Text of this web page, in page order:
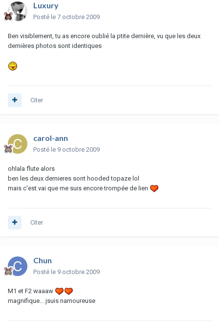
Luxury
Posté le 7 octobre 2009
Ben visiblement, tu as encore oublié la ptite dernière, vu que les deux
dernières photos sont identiques
Citer
carol-ann
Posté le 9 octobre 2009
ohlala flute alors
ben les deux dernieres sont hooded topaze lol
mais c'est vai que me suis encore trompée de lien
Citer
Chun
Posté le 9 octobre 2009
M1 et F2 waaaw
magnifique... jsuis namoureuse